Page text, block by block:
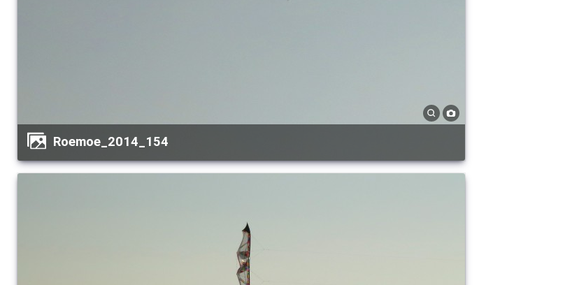
Roemoe_2014_154